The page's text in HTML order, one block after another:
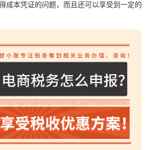
成本凭证的问题，而且还可以享受到一定的